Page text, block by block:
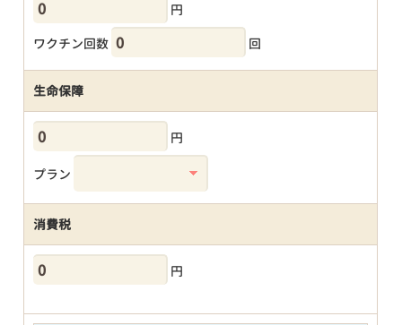
円
ワクチン回数
回
生命保障
円
プラン
消費税
円